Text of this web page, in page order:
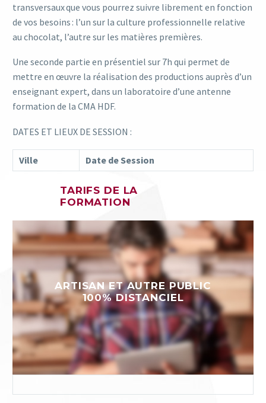
transversaux que vous pourrez suivre librement en fonction
de vos besoins : l’un sur la culture professionnelle relative
au chocolat, l’autre sur les matières premières.
Une seconde partie en présentiel sur 7h qui permet de
mettre en œuvre la réalisation des productions auprès d’un
enseignant expert, dans un laboratoire d’une antenne
formation de la CMA HDF.
DATES ET LIEUX DE SESSION :
Ville Date de Session
TARIFS DE LA
FORMATION
ARTISAN ET AUTRE PUBLIC
100% DISTANCIEL